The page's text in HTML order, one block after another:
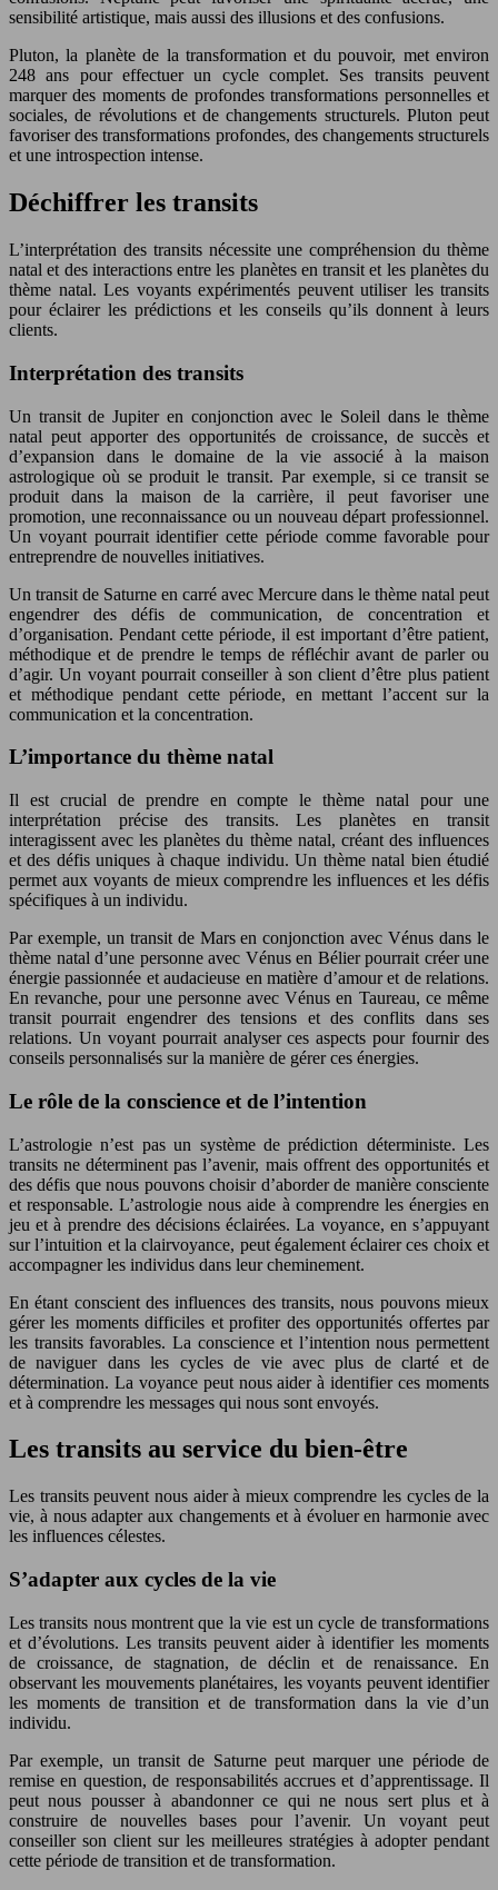
sensibilité artistique, mais aussi des illusions et des confusions.
Pluton, la planète de la transformation et du pouvoir, met environ
248 ans pour effectuer un cycle complet. Ses transits peuvent
marquer des moments de profondes transformations personnelles et
sociales, de révolutions et de changements structurels. Pluton peut
favoriser des transformations profondes, des changements structurels
et une introspection intense.
Déchiffrer les transits
L’interprétation des transits nécessite une compréhension du thème
natal et des interactions entre les planètes en transit et les planètes du
thème natal. Les voyants expérimentés peuvent utiliser les transits
pour éclairer les prédictions et les conseils qu’ils donnent à leurs
clients.
Interprétation des transits
Un transit de Jupiter en conjonction avec le Soleil dans le thème
natal peut apporter des opportunités de croissance, de succès et
d’expansion dans le domaine de la vie associé à la maison
astrologique où se produit le transit. Par exemple, si ce transit se
produit dans la maison de la carrière, il peut favoriser une
promotion, une reconnaissance ou un nouveau départ professionnel.
Un voyant pourrait identifier cette période comme favorable pour
entreprendre de nouvelles initiatives.
Un transit de Saturne en carré avec Mercure dans le thème natal peut
engendrer des défis de communication, de concentration et
d’organisation. Pendant cette période, il est important d’être patient,
méthodique et de prendre le temps de réfléchir avant de parler ou
d’agir. Un voyant pourrait conseiller à son client d’être plus patient
et méthodique pendant cette période, en mettant l’accent sur la
communication et la concentration.
L’importance du thème natal
Il est crucial de prendre en compte le thème natal pour une
interprétation précise des transits. Les planètes en transit
interagissent avec les planètes du thème natal, créant des influences
et des défis uniques à chaque individu. Un thème natal bien étudié
permet aux voyants de mieux comprendre les influences et les défis
spécifiques à un individu.
Par exemple, un transit de Mars en conjonction avec Vénus dans le
thème natal d’une personne avec Vénus en Bélier pourrait créer une
énergie passionnée et audacieuse en matière d’amour et de relations.
En revanche, pour une personne avec Vénus en Taureau, ce même
transit pourrait engendrer des tensions et des conflits dans ses
relations. Un voyant pourrait analyser ces aspects pour fournir des
conseils personnalisés sur la manière de gérer ces énergies.
Le rôle de la conscience et de l’intention
L’astrologie n’est pas un système de prédiction déterministe. Les
transits ne déterminent pas l’avenir, mais offrent des opportunités et
des défis que nous pouvons choisir d’aborder de manière consciente
et responsable. L’astrologie nous aide à comprendre les énergies en
jeu et à prendre des décisions éclairées. La voyance, en s’appuyant
sur l’intuition et la clairvoyance, peut également éclairer ces choix et
accompagner les individus dans leur cheminement.
En étant conscient des influences des transits, nous pouvons mieux
gérer les moments difficiles et profiter des opportunités offertes par
les transits favorables. La conscience et l’intention nous permettent
de naviguer dans les cycles de vie avec plus de clarté et de
détermination. La voyance peut nous aider à identifier ces moments
et à comprendre les messages qui nous sont envoyés.
Les transits au service du bien-être
Les transits peuvent nous aider à mieux comprendre les cycles de la
vie, à nous adapter aux changements et à évoluer en harmonie avec
les influences célestes.
S’adapter aux cycles de la vie
Les transits nous montrent que la vie est un cycle de transformations
et d’évolutions. Les transits peuvent aider à identifier les moments
de croissance, de stagnation, de déclin et de renaissance. En
observant les mouvements planétaires, les voyants peuvent identifier
les moments de transition et de transformation dans la vie d’un
individu.
Par exemple, un transit de Saturne peut marquer une période de
remise en question, de responsabilités accrues et d’apprentissage. Il
peut nous pousser à abandonner ce qui ne nous sert plus et à
construire de nouvelles bases pour l’avenir. Un voyant peut
conseiller son client sur les meilleures stratégies à adopter pendant
cette période de transition et de transformation.